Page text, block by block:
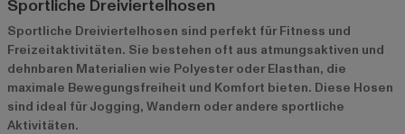
Sportliche Dreiviertelhosen
Sportliche Dreiviertelhosen sind perfekt für Fitness und
Freizeitaktivitäten. Sie bestehen oft aus atmungsaktiven und
dehnbaren Materialien wie Polyester oder Elasthan, die
maximale Bewegungsfreiheit und Komfort bieten. Diese Hosen
sind ideal für Jogging, Wandern oder andere sportliche
Aktivitäten.